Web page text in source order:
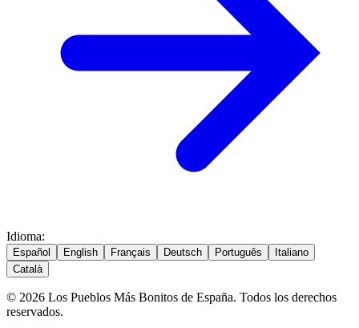
Idioma:
Español English Français Deutsch Português
Italiano
Català
© 2026 Los Pueblos Más Bonitos de España. Todos los derechos
reservados.